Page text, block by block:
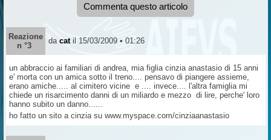
Commenta questo articolo
Reazione
n °3
da cat il 15/03/2009 • 01:26
un abbraccio ai familiari di andrea, mia figlia cinzia anastasio di 15 anni
e' morta con un amica sotto il treno.... pensavo di piangere assieme,
erano amiche..... al cimitero vicine e .... invece.... l'altra famiglia mi
chiede un risarcimento danni di un miliardo e mezzo di lire, perche' loro
hanno subito un danno......
ho fatto un sito a cinzia su www.myspace.com/cinziaanastasio